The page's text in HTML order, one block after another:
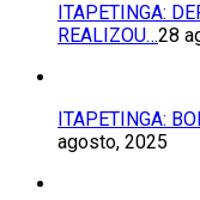
ITAPETINGA:
REALIZOU…28
ITAPETINGA:
agosto, 2025